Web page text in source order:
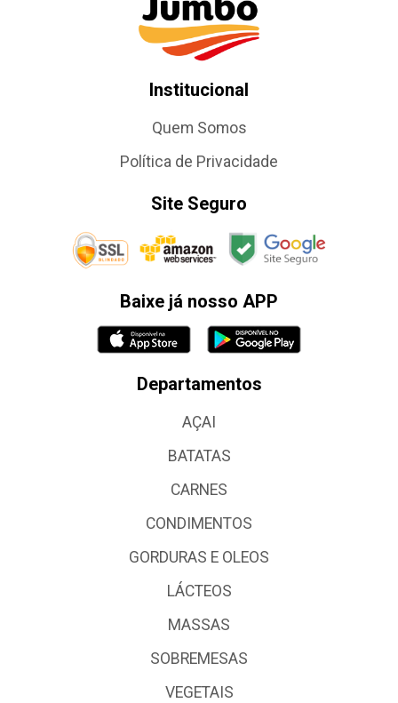
Institucional
Quem Somos
Política de Privacidade
Site Seguro
Baixe já nosso APP
Departamentos
AÇAI
BATATAS
CARNES
CONDIMENTOS
GORDURAS E OLEOS
LÁCTEOS
MASSAS
SOBREMESAS
VEGETAIS